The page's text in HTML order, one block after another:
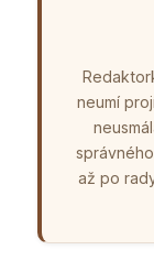
neumí
až po